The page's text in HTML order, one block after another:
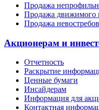
Продажа
Продажа движимого
Продажа
Акционерам и
Отчетность
Раскрытие
Ценные бумаги
Инсайдерам
Информация для
Контактная